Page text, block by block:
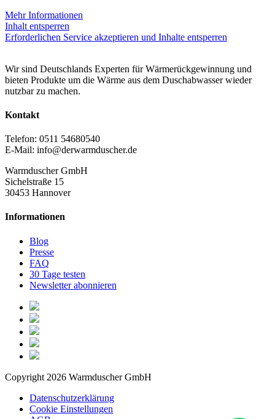
Mehr Informationen
Inhalt entsperren
Erforderlichen Service akzeptieren und Inhalte entsperren
Wir sind Deutschlands Experten für Wärmerückgewinnung und
bieten Produkte um die Wärme aus dem Duschabwasser wieder
nutzbar zu machen.
Kontakt
Telefon: 0511 54680540
E-Mail: info@derwarmduscher.de
Warmduscher GmbH
Sichelstraße 15
30453 Hannover
Informationen
Blog
Presse
FAQ
30 Tage testen
Newsletter abonnieren
Copyright 2026 Warmduscher GmbH
Datenschutzerklärung
Cookie Einstellungen